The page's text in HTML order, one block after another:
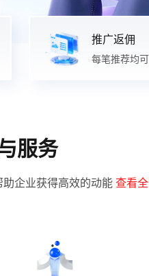
推广返佣
每笔推荐均
服务
企业获得高效的动能 查看